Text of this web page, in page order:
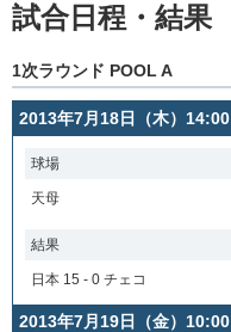
試合日程・結果
1次ラウンド POOL A
2013年7月18日（木）14:00
球場
天母
結果
日本 15 - 0 チェコ
2013年7月19日（金）10:00